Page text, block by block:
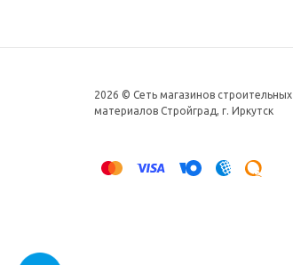
2026 © Сеть магазинов строительных
материалов Стройград, г. Иркутск